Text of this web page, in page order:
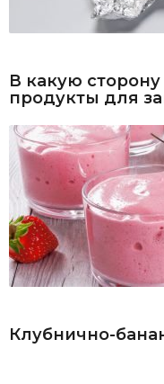
В какую
продукты для
Клубнично-